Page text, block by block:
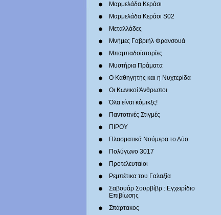
Μαρμελάδα Κεράσι
Μαρμελάδα Κεράσι S02
Μεταλλάδες
Mνήμες Γαβριήλ Φρανσουά
Μπαμπαδοϊστορίες
Μυστήρια Πράματα
Ο Καθηγητής και η Νυχτερίδα
Οι Κωνικοί Άνθρωποι
Όλα είναι κόμικξς!
Παντοτινές Στιγμές
ΠΙΡΟΥ
Πλασματικά Νούμερα το Δύο
Πολύγωνο 3017
Προτελευταίοι
Ρεμπέτικα του Γαλαξία
Σαβουάρ Σουρβίβρ : Εγχειρίδιο
Επιβίωσης
Σπάρτακος